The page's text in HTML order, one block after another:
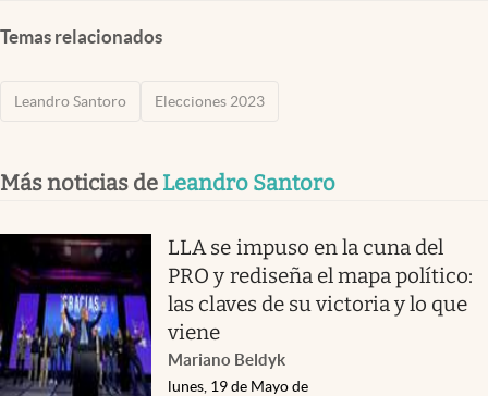
Temas relacionados
Leandro Santoro Elecciones 2023
Más noticias de Leandro Santoro
LLA se impuso en la cuna del
PRO y rediseña el mapa político:
las claves de su victoria y lo que
viene
Mariano Beldyk
lunes, 19 de Mayo de